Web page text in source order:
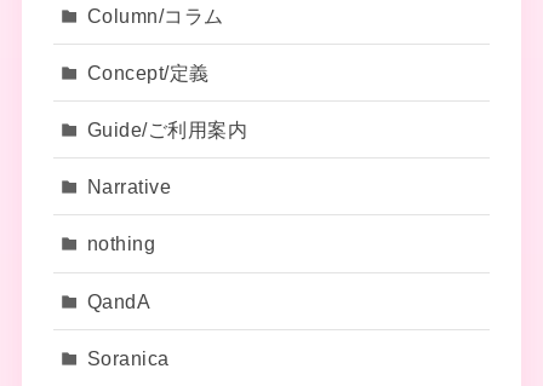
Column/コラム
Concept/定義
Guide/ご利用案内
Narrative
nothing
QandA
Soranica